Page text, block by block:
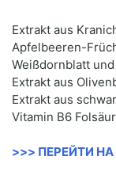
Extrakt aus
Apfelbeeren-
Weißdornblatt
Extrakt aus
Extrakt aus
Vitamin B6
>>> ПЕРЕЙТИ